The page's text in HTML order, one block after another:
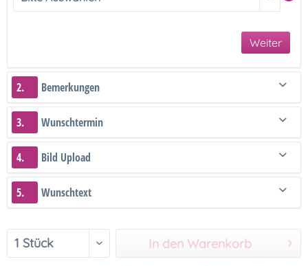
Weiter
2. Bemerkungen
3. Wunschtermin
4. Bild Upload
5. Wunschtext
In den Warenkorb